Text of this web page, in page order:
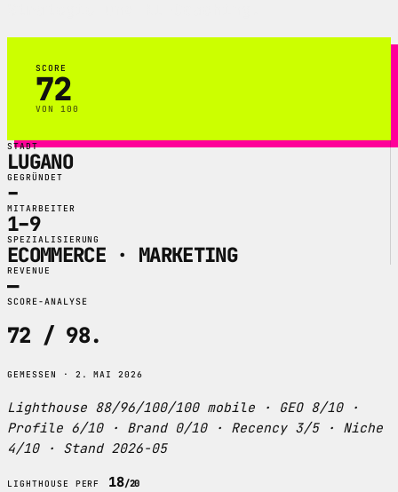
SCORE
72
VON 100
STADT
LUGANO
GEGRÜNDET
–
MITARBEITER
1–9
SPEZIALISIERUNG
ECOMMERCE · MARKETING
REVENUE
—
SCORE-ANALYSE
72 / 98.
GEMESSEN · 2. MAI 2026
Lighthouse 88/96/100/100 mobile · GEO 8/10 ·
Profile 6/10 · Brand 0/10 · Recency 3/5 · Niche
4/10 · Stand 2026-05
LIGHTHOUSE PERF 18/20